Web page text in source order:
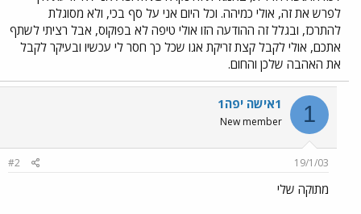
לפרש את זה, אולי כמיהה. וכל היום אני על סף בכי, ולא מסוגלת
להתרכז, ובגלל זה ההודעה הזו אולי טיפה לא בפוקוס, אבל רציתי לשתף
אתכם, אולי לקבל קצת זריקת אגו שכל כך חסר לי עכשיו ובעיקר לקבל
את האהבה שלכן והחום.
1 1אישה יפה1
New member
19/1/03
#2
מתוקה שלי